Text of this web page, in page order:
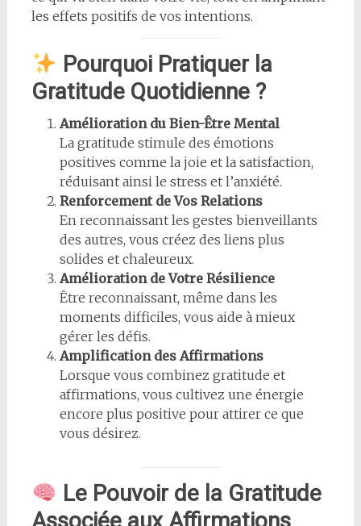
les effets positifs de vos intentions.
Pourquoi Pratiquer la
Gratitude Quotidienne ?
Amélioration du Bien-Être Mental
La gratitude stimule des émotions
positives comme la joie et la satisfaction,
réduisant ainsi le stress et l’anxiété.
Renforcement de Vos Relations
En reconnaissant les gestes bienveillants
des autres, vous créez des liens plus
solides et chaleureux.
Amélioration de Votre Résilience
Être reconnaissant, même dans les
moments difficiles, vous aide à mieux
gérer les défis.
Amplification des Affirmations
Lorsque vous combinez gratitude et
affirmations, vous cultivez une énergie
encore plus positive pour attirer ce que
vous désirez.
Le Pouvoir de la Gratitude